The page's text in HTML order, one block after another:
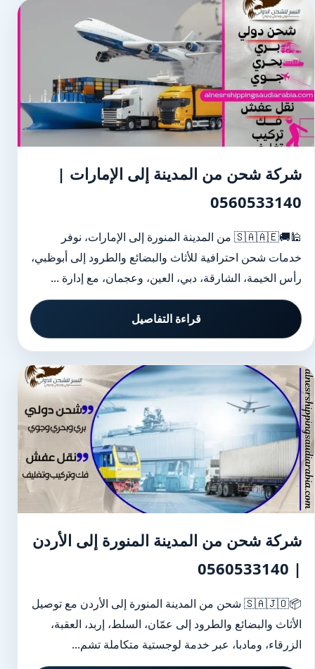
شركة شحن من المدينة إلى الإمارات |
0560533140
🕌🚚🇸🇦🇦🇪 من المدينة المنورة إلى الإمارات، نوفر
خدمات شحن احترافية للأثاث والبضائع والطرود إلى أبوظبي،
رأس الخيمة، الشارقة، دبي، العين، وعجمان، مع إدارة ...
قراءة التفاصيل
شركة شحن من المدينة المنورة إلى الأردن
| 0560533140
📦🇸🇦🇯🇴 شحن من المدينة المنورة إلى الأردن مع توصيل
الأثاث والبضائع والطرود إلى عمّان، السلط، إربد، العقبة،
الزرقاء، ومادبا، عبر خدمة لوجستية متكاملة تشم...